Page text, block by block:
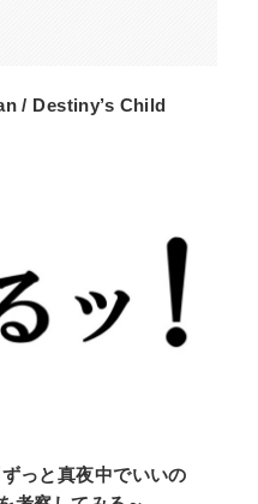
/ Destiny’s Child
っと真夜中でいいの